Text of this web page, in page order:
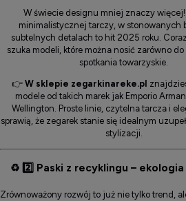
W świecie designu mniej znaczy
minimalistycznej tarczy, w stonowanych
subtelnych detalach to hit 2025 roku.
szuka modeli, które można nosić zarówno
spotkania towarzyskie.
👉W sklepie zegarkinareke.pl
modele od takich marek jak Emporio
Wellington . Proste linie, czytelna tarcza i
sprawią, że zegarek stanie się idealnym
stylizacji.
♻️ 2️⃣ Paski z recyklingu –
Zrównoważony rozwój to już nie tylko trend,